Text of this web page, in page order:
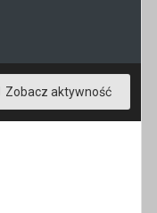
Zobacz aktywność